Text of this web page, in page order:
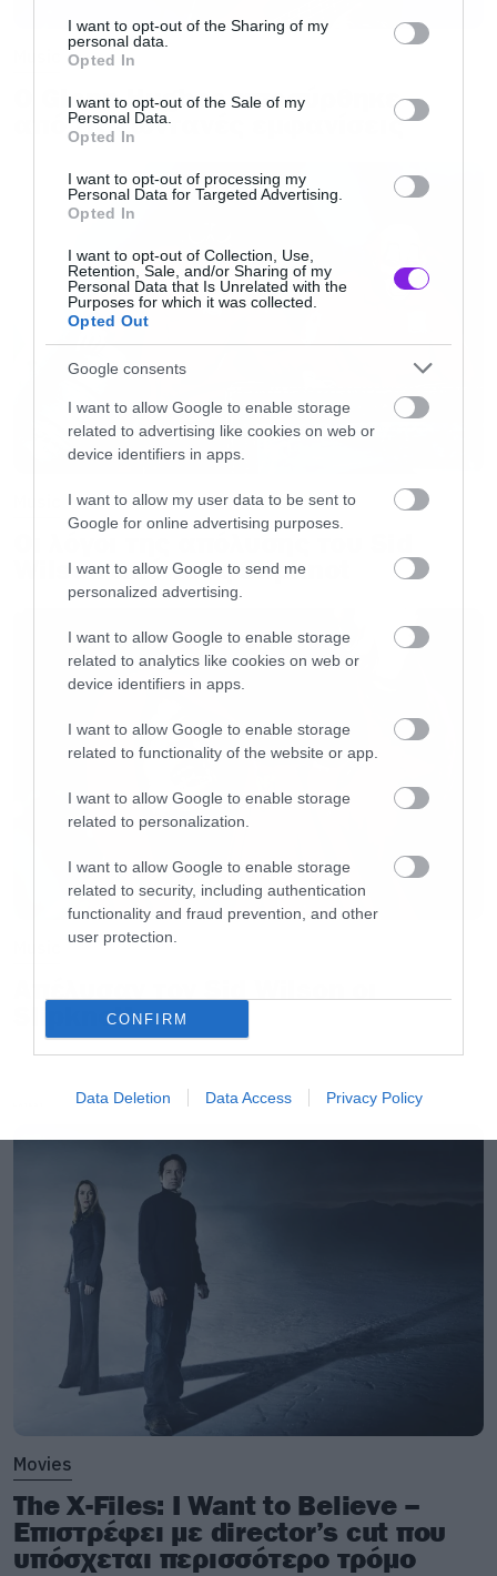
not limited to your visit or usage behaviour. You may click to
grant or deny consent to Google and its third-party tags to
use your data for below specified purposes in below Google
consent section.
I want to opt-out of the Sharing of my
personal data.
Opted In
I want to opt-out of the Sale of my
Personal Data.
Opted In
I want to opt-out of processing my
Personal Data for Targeted Advertising.
Opted In
I want to opt-out of Collection, Use,
Retention, Sale, and/or Sharing of my
Personal Data that Is Unrelated with the
Purposes for which it was collected.
Opted Out
Google consents
I want to allow Google to enable storage
related to advertising like cookies on web or
device identifiers in apps.
I want to allow my user data to be sent to
Google for online advertising purposes.
I want to allow Google to send me
personalized advertising.
I want to allow Google to enable storage
related to analytics like cookies on web or
device identifiers in apps.
I want to allow Google to enable storage
related to functionality of the website or app.
I want to allow Google to enable storage
related to personalization.
I want to allow Google to enable storage
related to security, including authentication
functionality and fraud prevention, and other
user protection.
CONFIRM
Data Deletion Data Access Privacy Policy
content/uploads/2016/01/radio-arthro.png ”
width=”750″ height=”148″>[/iframe]
Ο Glenn Hughes αποσύρθηκε
από τις ζωντανές εμφανίσεις
Οι λόγοι της απόλυσης του Sid
Wilson από τους Slipknot
Slipknot!
Movies
The X-Files: I Want to Believe –
Επιστρέφει με director’s cut που
υπόσχεται περισσότερο τρόμο